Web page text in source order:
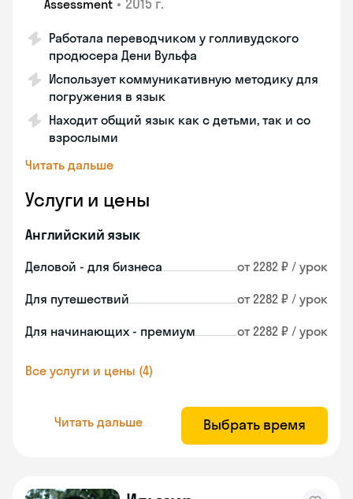
Assessment
Работала переводчиком у голливудского
продюсера Дени Вульфа
Использует коммуникативную методику для
погружения в язык
Находит общий язык как с детьми, так и со
взрослыми
Читать дальше
Услуги и цены
Английский язык
Деловой - для бизнеса от 2282 ₽ / урок
Для путешествий от 2282 ₽ / урок
Для начинающих - премиум от 2282 ₽ / урок
Все услуги и цены (4)
Читать дальше Выбрать время